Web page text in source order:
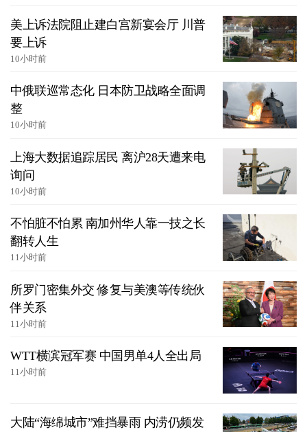
美上诉法院阻止建白宫新宴会厅 川普
要上诉
10小时前
中俄联巡常态化 日本防卫战略全面调
整
10小时前
上海大数据追踪居民 离沪28天遭来电
询问
10小时前
不怕脏不怕累 南加州华人靠一技之长
翻转人生
11小时前
所罗门密集外交 修复与美澳等传统伙
伴关系
11小时前
WTT横滨冠军赛 中国男单4人全出局
11小时前
大陆“海绵城市”难挡暴雨 内涝仍频发